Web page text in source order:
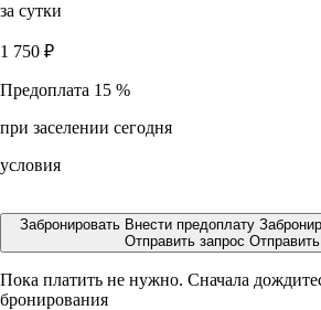
за сутки
1 750 ₽
Предоплата 15 %
при заселении сегодня
условия
Забронировать Внести предоплату
Отправить запрос
Пока платить не нужно. Сначала
бронирования